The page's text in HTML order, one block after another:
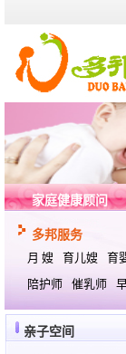
家庭健康顾问
多邦服务
月 嫂
育儿嫂
育
陪护师
催乳师
亲子空间